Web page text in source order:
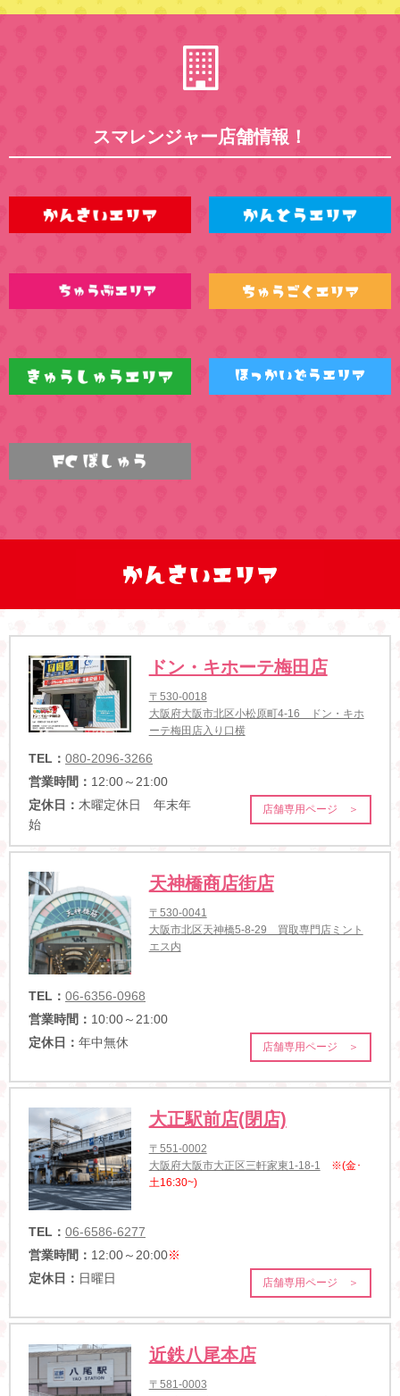
スマレンジャー店舗情報！
ドン・キホーテ梅田店
〒530-0018
大阪府大阪市北区小松原町4-16 ドン・キホ
ーテ梅田店入り口横
TEL： 080-2096-3266
営業時間： 12:00～21:00
定休日： 木曜定休日 年末年
始
店舗専用ページ ＞
天神橋商店街店
〒530-0041
大阪市北区天神橋5-8-29 買取専門店ミント
エス内
TEL： 06-6356-0968
営業時間： 10:00～21:00
定休日： 年中無休 店舗専用ページ ＞
大正駅前店(閉店)
〒551-0002
大阪府大阪市大正区三軒家東1-18-1
※(金･
土16:30~)
TEL： 06-6586-6277
営業時間： 12:00～20:00※
定休日： 日曜日 店舗専用ページ ＞
近鉄八尾本店
〒581-0003